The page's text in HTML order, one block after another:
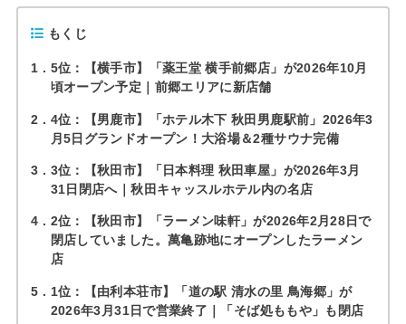
もくじ
1
5位：【横手市】「薬王堂 横手前郷店」が2026年10月
頃オープン予定｜前郷エリアに新店舗
2
4位：【男鹿市】「ホテル木下 秋田男鹿駅前」2026年3
月5日グランドオープン！大浴場＆2種サウナ完備
3
3位：【秋田市】「日本料理 秋田車屋」が2026年3月
31日閉店へ｜秋田キャッスルホテル内の名店
4
2位：【秋田市】「ラーメン味軒」が2026年2月28日で
閉店していました。萬亀跡地にオープンしたラーメン
店
5
1位：【由利本荘市】「道の駅 清水の里 鳥海郷」が
2026年3月31日で営業終了｜「そば処ももや」も閉店